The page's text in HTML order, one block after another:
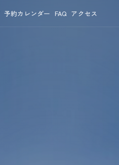
予約カレンダー FAQ アクセス